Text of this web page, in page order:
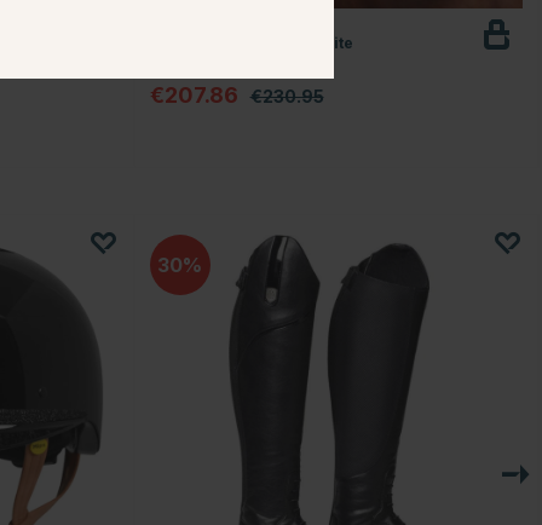
Dressurtrense LUSSO Elite
€207.86 €230.95
30